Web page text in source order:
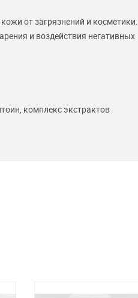
от загрязнений и косметики.
и воздействия негативных
комплекс экстрактов